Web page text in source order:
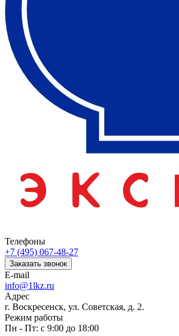
Телефоны
+7 (495) 067-48-27
Заказать звонок
E-mail
info@1lkz.ru
Адрес
г. Воскресенск, ул. Советская, д. 2.
Режим работы
Пн - Пт: с 9:00 до 18:00